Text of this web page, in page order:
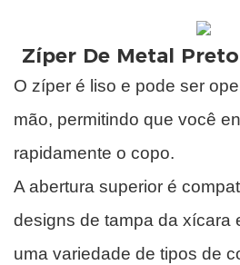
Zíper De Metal Preto
O zíper é liso e pode ser
mão, permitindo que você
rapidamente o copo.
A abertura superior é
designs de tampa da xícara
uma variedade de tipos de